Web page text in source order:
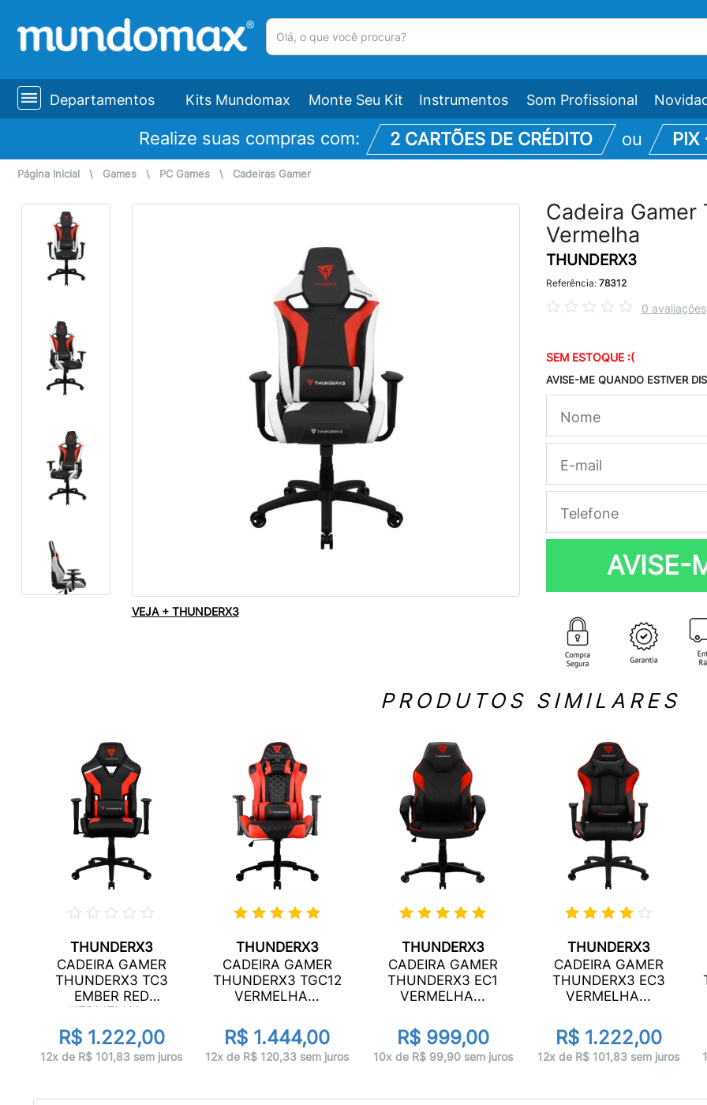
Departamentos Kits Mundomax Monte Seu Kit Instrumentos Som Profissional
Realize suas compras com: 2 CARTÕES DE CRÉDITO ou PIX
Página Inicial \ Games \ PC Games \ Cadeiras Gamer
VEJA + THUNDERX3
Cadeira Gamer
Vermelha
THUNDERX3
Referência: 78312
0 avaliações
SEM ESTOQUE :(
AVISE-ME QUANDO ESTIVER
AVISE-
PRODUTOS SIMILARES
THUNDERX3
CADEIRA GAMER
THUNDERX3 TC3
EMBER RED
VERMELHA...
R$ 1.222,00
12x de R$ 101,83 sem juros
THUNDERX3
CADEIRA GAMER
THUNDERX3 TGC12
VERMELHA...
R$ 1.444,00
12x de R$ 120,33 sem juros
THUNDERX3
CADEIRA GAMER
THUNDERX3 EC1
VERMELHA...
R$ 999,00
10x de R$ 99,90 sem juros
THUNDERX3
CADEIRA GAMER
THUNDERX3 EC3
VERMELHA...
R$ 1.222,00
12x de R$ 101,83 sem juros